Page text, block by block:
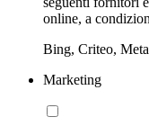
online, a
Bing, Criteo,
Marketing